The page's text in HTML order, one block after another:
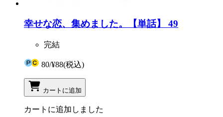
幸せな恋、集めました。【単話】 49
完結
80/¥88(税込)
カートに追加
カートに追加しました